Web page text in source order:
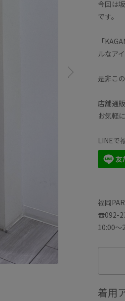
今回は
です。
「
ルなア
是非こ
店舗通
お気軽
LINEで
福岡
☎︎092-
10:00〜
着用